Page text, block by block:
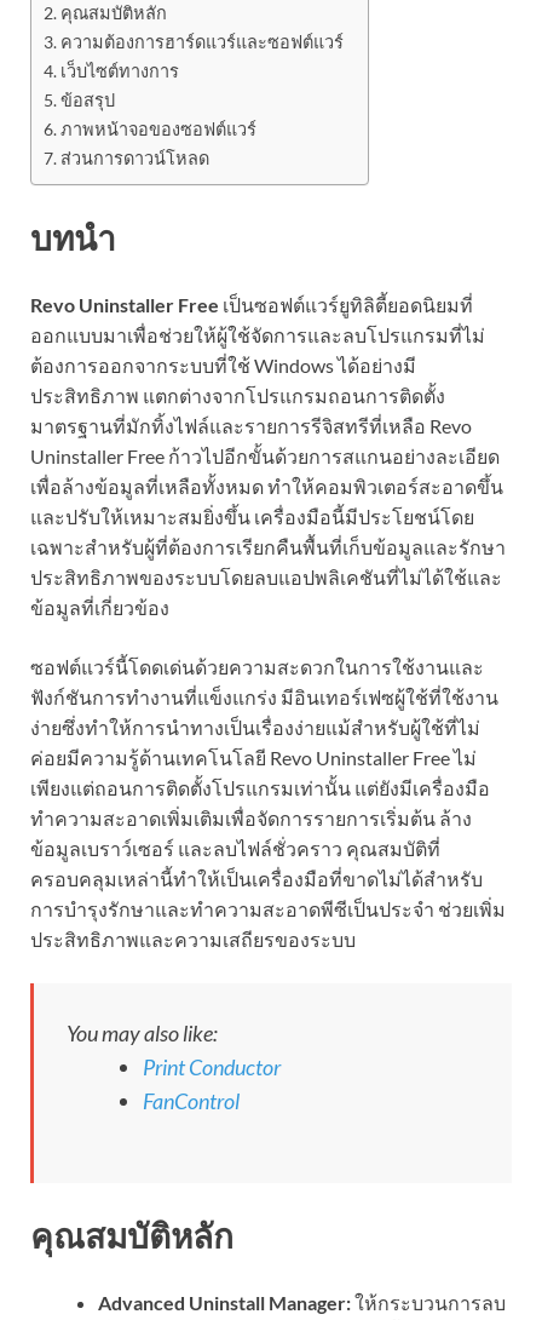
คุณสมบัติหลัก
ความต้องการฮาร์ดแวร์และซอฟต์แวร์
เว็บไซต์ทางการ
ข้อสรุป
ภาพหน้าจอของซอฟต์แวร์
ส่วนการดาวน์โหลด
บทนำ
Revo Uninstaller Free เป็นซอฟต์แวร์ยูทิลิตี้ยอดนิยมที่
ออกแบบมาเพื่อช่วยให้ผู้ใช้จัดการและลบโปรแกรมที่ไม่
ต้องการออกจากระบบที่ใช้ Windows ได้อย่างมี
ประสิทธิภาพ แตกต่างจากโปรแกรมถอนการติดตั้ง
มาตรฐานที่มักทิ้งไฟล์และรายการรีจิสทรีที่เหลือ Revo
Uninstaller Free ก้าวไปอีกขั้นด้วยการสแกนอย่างละเอียด
เพื่อล้างข้อมูลที่เหลือทั้งหมด ทำให้คอมพิวเตอร์สะอาดขึ้น
และปรับให้เหมาะสมยิ่งขึ้น เครื่องมือนี้มีประโยชน์โดย
เฉพาะสำหรับผู้ที่ต้องการเรียกคืนพื้นที่เก็บข้อมูลและรักษา
ประสิทธิภาพของระบบโดยลบแอปพลิเคชันที่ไม่ได้ใช้และ
ข้อมูลที่เกี่ยวข้อง
ซอฟต์แวร์นี้โดดเด่นด้วยความสะดวกในการใช้งานและ
ฟังก์ชันการทำงานที่แข็งแกร่ง มีอินเทอร์เฟซผู้ใช้ที่ใช้งาน
ง่ายซึ่งทำให้การนำทางเป็นเรื่องง่ายแม้สำหรับผู้ใช้ที่ไม่
ค่อยมีความรู้ด้านเทคโนโลยี Revo Uninstaller Free ไม่
เพียงแต่ถอนการติดตั้งโปรแกรมเท่านั้น แต่ยังมีเครื่องมือ
ทำความสะอาดเพิ่มเติมเพื่อจัดการรายการเริ่มต้น ล้าง
ข้อมูลเบราว์เซอร์ และลบไฟล์ชั่วคราว คุณสมบัติที่
ครอบคลุมเหล่านี้ทำให้เป็นเครื่องมือที่ขาดไม่ได้สำหรับ
การบำรุงรักษาและทำความสะอาดพีซีเป็นประจำ ช่วยเพิ่ม
ประสิทธิภาพและความเสถียรของระบบ
You may also like:
Print Conductor
FanControl
คุณสมบัติหลัก
Advanced Uninstall Manager:ให้กระบวนการลบ